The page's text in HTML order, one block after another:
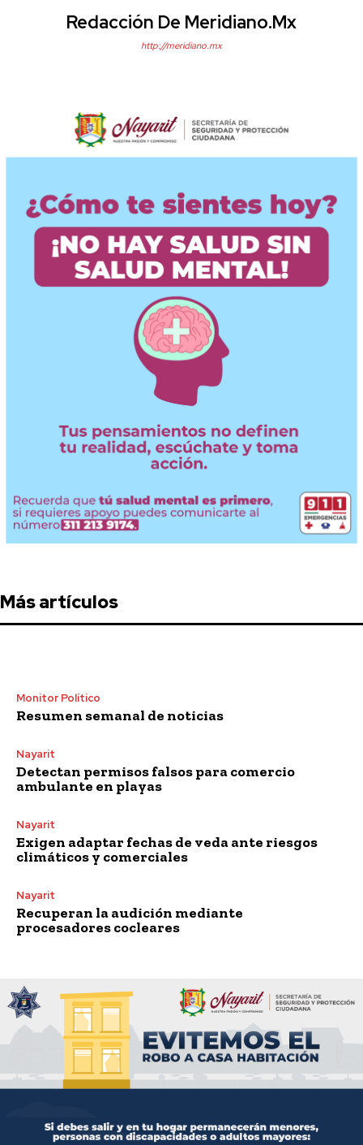
Redacción De Meridiano.mx
http://meridiano.mx
Más artículos
Monitor Político
Resumen semanal de noticias
Nayarit
Detectan permisos falsos para comercio
ambulante en playas
Nayarit
Exigen adaptar fechas de veda ante riesgos
climáticos y comerciales
Nayarit
Recuperan la audición mediante
procesadores cocleares